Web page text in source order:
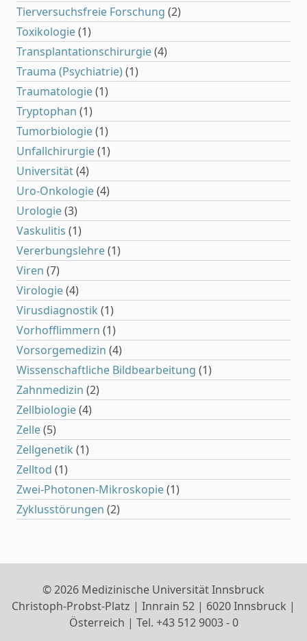
Tierversuchsfreie Forschung (2)
Toxikologie(1)
Transplantationschirurgie(4)
Trauma (Psychiatrie)(1)
Traumatologie(1)
Tryptophan (1)
Tumorbiologie(1)
Unfallchirurgie(1)
Universität(4)
Uro-Onkologie(4)
Urologie(3)
Vaskulitis (1)
Vererbungslehre(1)
Viren (7)
Virologie(4)
Virusdiagnostik (1)
Vorhofflimmern (1)
Vorsorgemedizin (4)
Wissenschaftliche Bildbearbeitung (1)
Zahnmedizin (2)
Zellbiologie(4)
Zelle(5)
Zellgenetik (1)
Zelltod (1)
Zwei-Photonen-Mikroskopie(1)
Zyklusstörungen (2)
© 2026 Medizinische Universität Innsbruck
Christoph-Probst-Platz | Innrain 52 | 6020 Innsbruck |
Österreich | Tel. +43 512 9003 - 0